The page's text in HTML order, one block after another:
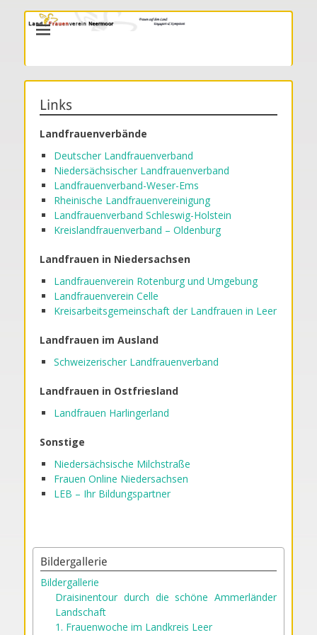
Links
Landfrauenverbände
Deutscher Landfrauenverband
Niedersächsischer Landfrauenverband
Landfrauenverband-Weser-Ems
Rheinische Landfrauenvereinigung
Landfrauenverband Schleswig-Holstein
Kreislandfrauenverband – Oldenburg
Landfrauen in Niedersachsen
Landfrauenverein Rotenburg und Umgebung
Landfrauenverein Celle
Kreisarbeitsgemeinschaft der Landfrauen in Leer
Landfrauen im Ausland
Schweizerischer Landfrauenverband
Landfrauen in Ostfriesland
Landfrauen Harlingerland
Sonstige
Niedersächsische Milchstraße
Frauen Online Niedersachsen
LEB – Ihr Bildungspartner
Bildergallerie
Bildergallerie
Draisinentour durch die schöne Ammerländer
Landschaft
1. Frauenwoche im Landkreis Leer